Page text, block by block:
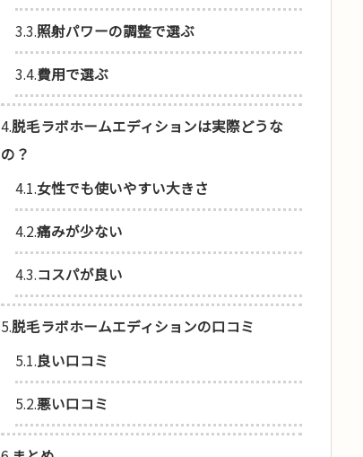
3.3.照射パワーの調整で選ぶ
3.4.費用で選ぶ
4.脱毛ラボホームエディションは実際どうな
の？
4.1.女性でも使いやすい大きさ
4.2.痛みが少ない
4.3.コスパが良い
5.脱毛ラボホームエディションの口コミ
5.1.良い口コミ
5.2.悪い口コミ